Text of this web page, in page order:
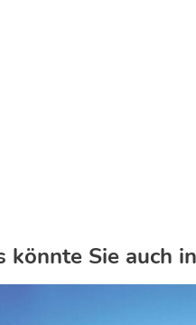
könnte Sie auch